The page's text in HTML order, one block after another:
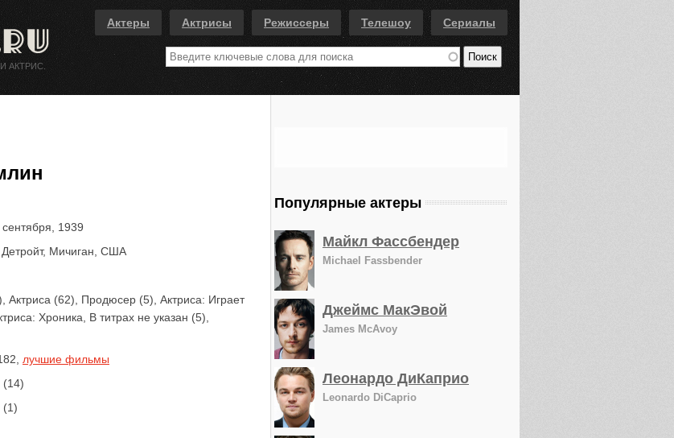
Актеры Актрисы Режиссеры Телешоу Сериалы
сентября, 1939
Детройт, Мичиган, США
Актриса (62), Продюсер (5), Актриса: Играет
Хроника, В титрах не указан (5),
лучшие фильмы
(14)
(1)
Популярные актеры
Майкл Фассбендер
Michael Fassbender
Джеймс МакЭвой
James McAvoy
Леонардо ДиКаприо
Leonardo DiCaprio
АКТРИС.